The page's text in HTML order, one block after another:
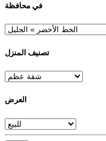
في محافظة
تصنيف المنزل
العرض